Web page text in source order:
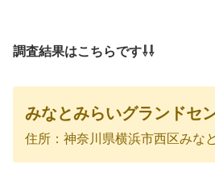
調査結果はこちらです⇩⇩
みなとみらいグランドセ
住所：神奈川県横浜市西区みな